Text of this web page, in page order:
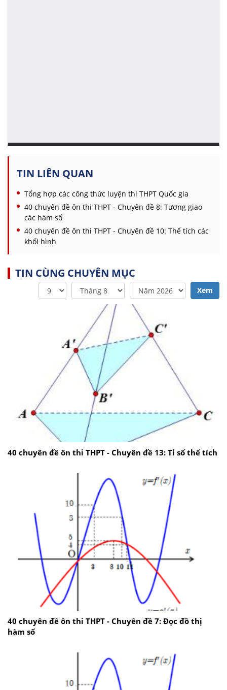
TIN LIÊN QUAN
Tổng hợp các công thức luyện thi THPT Quốc gia
40 chuyên đề ôn thi THPT - Chuyên đề 8: Tương giao
các hàm số
40 chuyên đề ôn thi THPT - Chuyên đề 10: Thể tích các
khối hình
TIN CÙNG CHUYÊN MỤC
Xem
40 chuyên đề ôn thi THPT - Chuyên đề 13: Tỉ số thể tích
40 chuyên đề ôn thi THPT - Chuyên đề 7: Đọc đồ thị
hàm số